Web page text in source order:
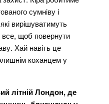
сумніву і
вирішуватимуть
все, щоб повернути
Хай навіть це
коханцем у
літній Лондон, де